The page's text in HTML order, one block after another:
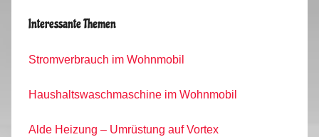
Interessante Themen
Stromverbrauch im Wohnmobil
Haushaltswaschmaschine im Wohnmobil
Alde Heizung – Umrüstung auf Vortex